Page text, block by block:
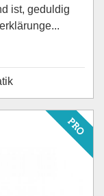
ist, geduldig
PRO